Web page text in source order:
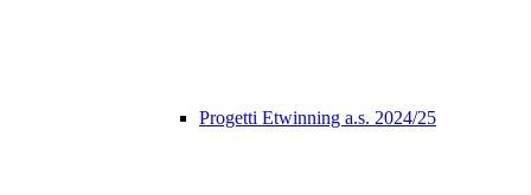
Progetti Etwinning a.s. 2024/25